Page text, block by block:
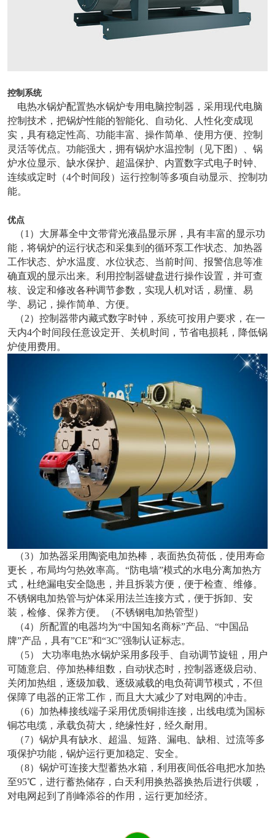
控制系统
电热水锅炉配置热水锅炉专用电脑控制器，采用现代电脑
控制技术，把锅炉性能的智能化、自动化、人性化变成现
实，具有稳定性高、功能丰富、操作简单、使用方便、控制
灵活等优点。功能强大，拥有锅炉水温控制（见下图）、锅
炉水位显示、缺水保护、超温保护、内置数字式电子时钟、
连续或定时（4个时间段）运行控制等多项自动显示、控制功
能。
优点
（1）大屏幕全中文带背光液晶显示屏，具有丰富的显示功
能，将锅炉的运行状态和采集到的循环泵工作状态、加热器
工作状态、炉水温度、水位状态、当前时间、报警信息等准
确直观的显示出来。利用控制器键盘进行操作设置，并可查
核、设定和修改各种调节参数，实现人机对话，易懂、易
学、易记，操作简单、方便。
（2）控制器带内藏式数字时钟，系统可按用户要求，在一
天内4个时间段任意设定开、关机时间，节省电损耗，降低锅
炉使用费用。
（3）加热器采用陶瓷电加热棒，表面热负荷低，使用寿命
更长，布局均匀热效率高。“防电墙”模式的水电分离加热方
式，杜绝漏电安全隐患，并且拆装方便，便于检查、维修。
不锈钢电加热管与炉体采用法兰连接方式，便于拆卸、安
装，检修、保养方便。（不锈钢电加热管型）
（4）所配置的电器均为“中国知名商标”产品、“中国品
牌”产品，具有”CE”和“3C”强制认证标志。
（5） 大功率电热水锅炉采用多段手、自动调节旋钮，用户
可随意启、停加热棒组数，自动状态时，控制器逐级启动、
关闭加热组，逐级加载、逐级减载的电负荷调节模式，不但
保障了电器的正常工作，而且大大减少了对电网的冲击。
（6）加热棒接线端子采用优质铜排连接，出线电缆为国标
铜芯电缆，承载负荷大，绝缘性好，经久耐用。
（7）锅炉具有缺水、超温、短路、漏电、缺相、过流等多
项保护功能，锅炉运行更加稳定、安全。
（8）锅炉可连接大型蓄热水箱，利用夜间低谷电把水加热
至95℃，进行蓄热储存，白天利用换热器换热后进行供暖，
对电网起到了削峰添谷的作用，运行更加经济。